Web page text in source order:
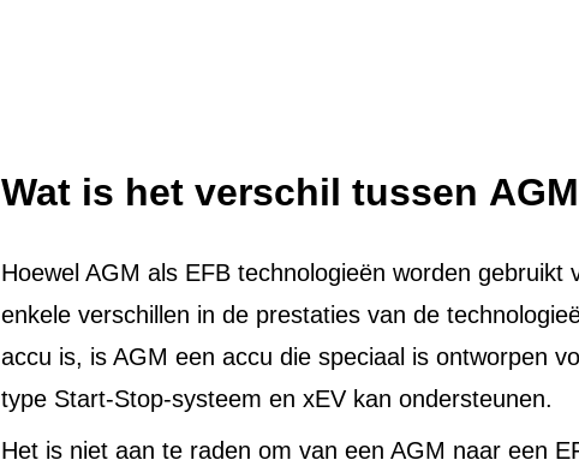
Wat is het verschil tussen
Hoewel AGM als EFB technologieën worden
enkele verschillen in de prestaties van de
accu is, is AGM een accu die speciaal is ontworpen
type Start-Stop-systeem en xEV kan ondersteunen.
Het is niet aan te raden om van een AGM naar een